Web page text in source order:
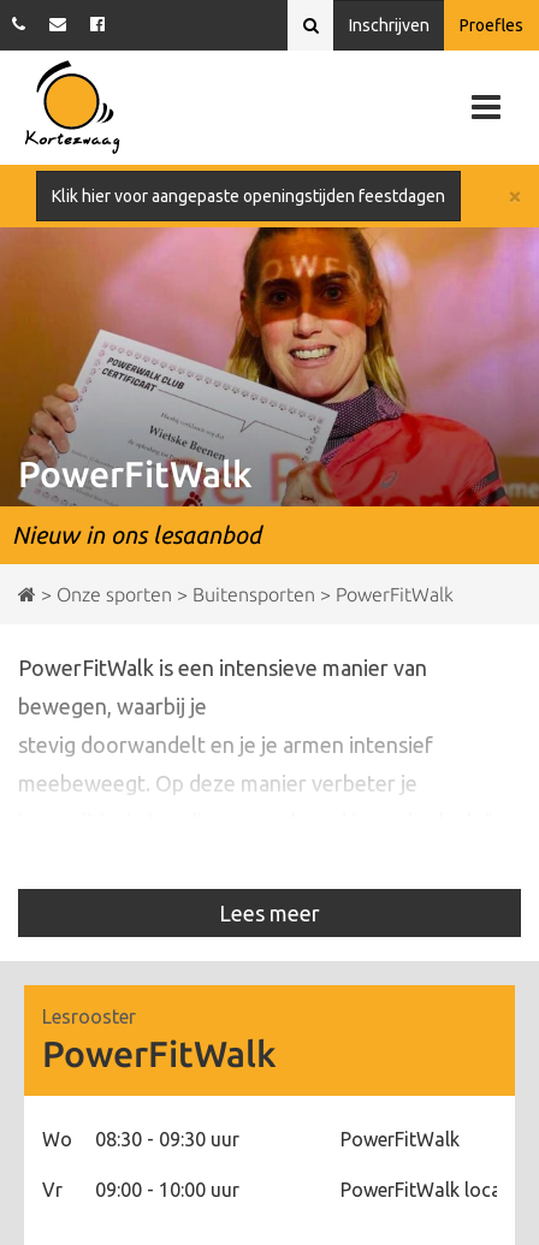
Inschrijven Proefles
×
Klik hier voor aangepaste openingstijden feestdagen
PowerFitWalk
Nieuw in ons lesaanbod
> Onze sporten > Buitensporten > PowerFitWalk
PowerFitWalk is een intensieve manier van
bewegen, waarbij je
stevig doorwandelt en je je armen intensief
meebeweegt. Op deze manier verbeter je
zodat je spiermasse opbouwt en
iedereen kan wel deelnemen aan
PowerFitWalklessen. Lekker bewegen in de
buitenlucht, een leuke manier om fitter te
worden en mensen te ontmoeten.
Lees meer
Lesrooster
PowerFitWalk
Wo 08:30 - 09:30 uur PowerFitWalk
Vr 09:00 - 10:00 uur PowerFitWalk locatie